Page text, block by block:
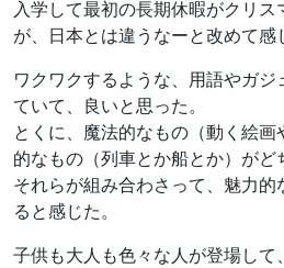
入学して最初の長期休暇がクリ
が、日本とは違うなーと改めて感
ワクワクするような、用語やガ
ていて、良いと思った。
とくに、魔法的なもの（動く絵
的なもの（列車とか船とか）がど
それらが組み合わさって、魅力
ると感じた。
子供も大人も色々な人が登場して